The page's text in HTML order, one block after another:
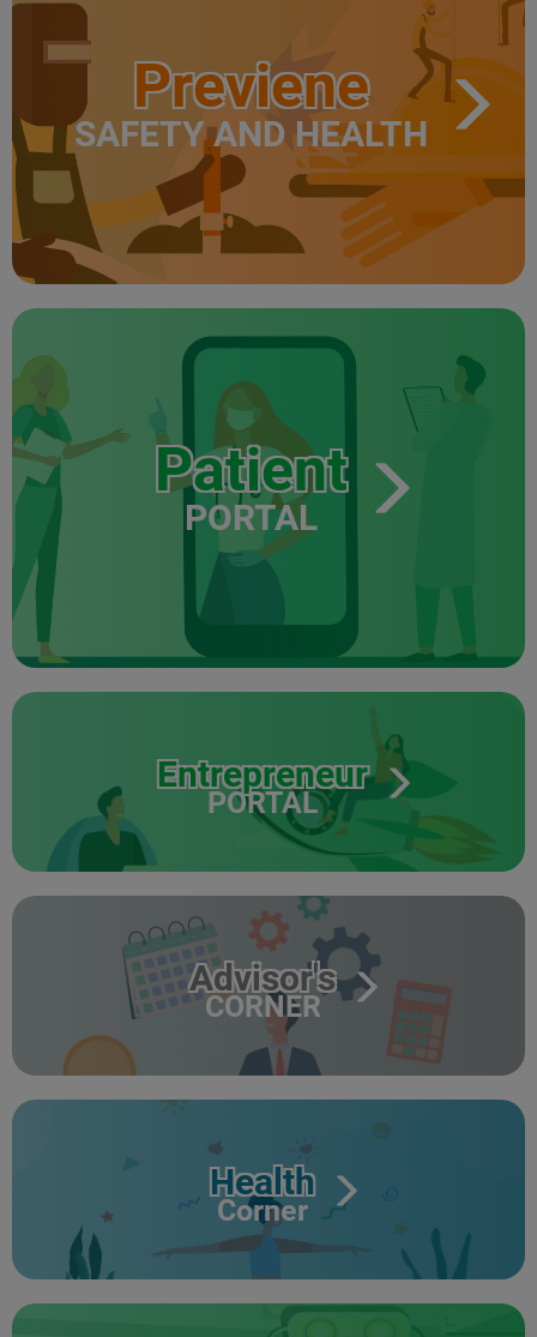
Previene
SAFETY AND HEALTH
Patient
PORTAL
Entrepreneur
PORTAL
Advisor's
CORNER
Health
Corner